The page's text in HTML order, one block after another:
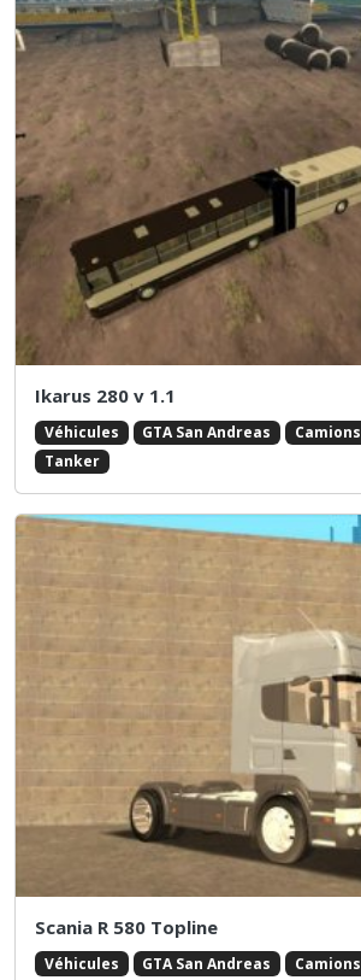
Ikarus 280 v 1.1
Véhicules GTA San Andreas Camions
Tanker
Scania R 580 Topline
Véhicules GTA San Andreas Camions